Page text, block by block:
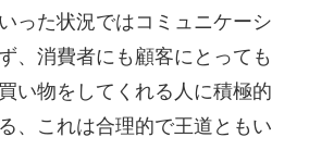
った状況ではコミュニケーシ
、消費者にも顧客にとっても
い物をしてくれる人に積極的
、これは合理的で王道ともい